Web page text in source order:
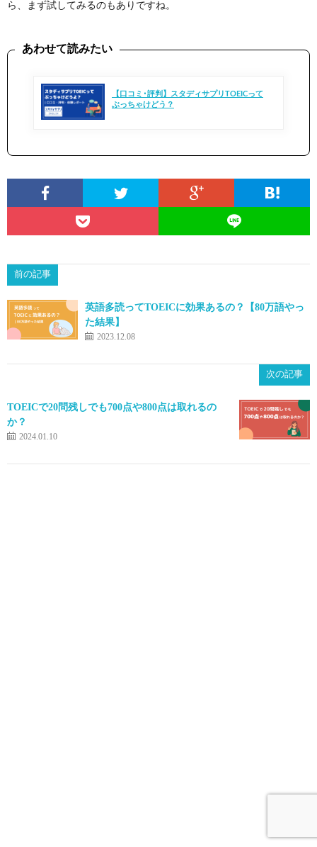
ら、まず試してみるのもありですね。
あわせて読みたい
【口コミ･評判】スタディサプリTOEICって
ぶっちゃけどう？
前の記事
英語多読ってTOEICに効果あるの？【80万語やっ
た結果】
2023.12.08
次の記事
TOEICで20問残しでも700点や800点は取れるの
か？
2024.01.10